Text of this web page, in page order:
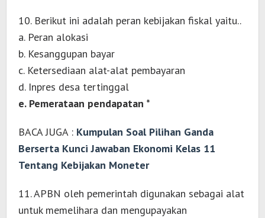
10. Berikut ini adalah peran kebijakan fiskal yaitu..
a. Peran alokasi
b. Kesanggupan bayar
c. Ketersediaan alat-alat pembayaran
d. Inpres desa tertinggal
e. Pemerataan pendapatan *
BACA JUGA : Kumpulan Soal Pilihan Ganda
Berserta Kunci Jawaban Ekonomi Kelas 11
Tentang Kebijakan Moneter
11. APBN oleh pemerintah digunakan sebagai alat
untuk memelihara dan mengupayakan